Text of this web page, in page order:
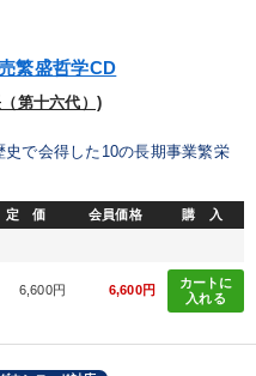
繁盛哲学CD
第十六代）)
史で会得した10の長期事業繁栄
定 価 会員価格 購 入
6,600円 6,600円
カートに
入れる